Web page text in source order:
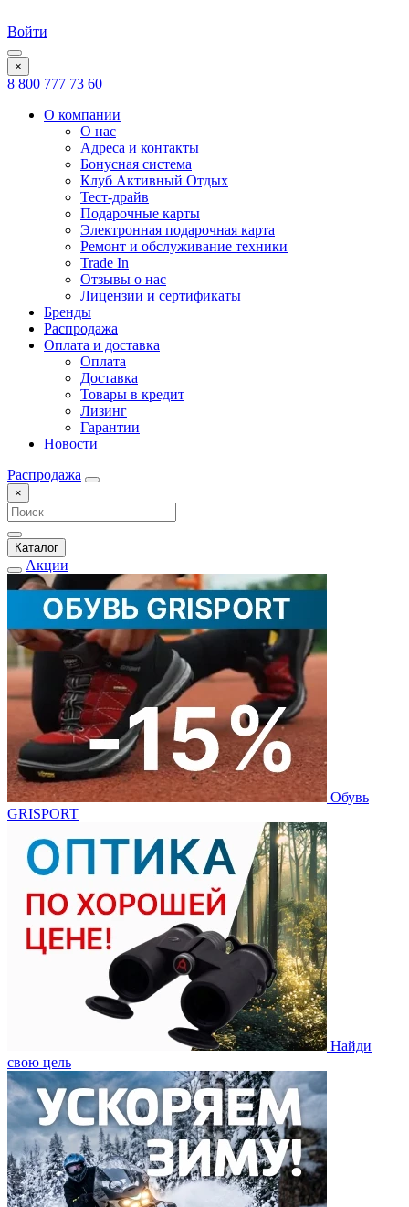
Войти
×
8 800 777 73 60
О компании
О нас
Адреса и контакты
Бонусная система
Клуб Активный Отдых
Тест-драйв
Подарочные карты
Электронная подарочная карта
Ремонт и обслуживание техники
Trade In
Отзывы о нас
Лицензии и сертификаты
Бренды
Распродажа
Оплата и доставка
Оплата
Доставка
Товары в кредит
Лизинг
Гарантии
Новости
Распродажа
×
Каталог
Акции
Обувь
GRISPORT
Найди
свою цель